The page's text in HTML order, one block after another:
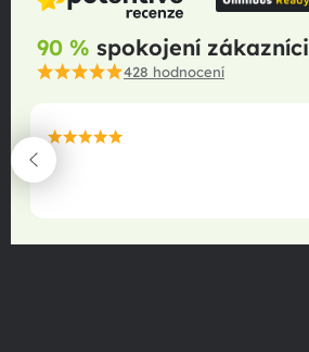
90 % spokojení zákazníci
428 hodnocení
maximální spokojenost
22.06.2025